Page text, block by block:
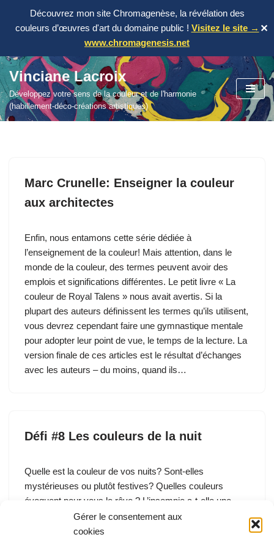
Gérer le consentement aux
cookies
Découvrez mon site Chromagenèse, la révélation des
couleurs d’œuvres d'art du domaine public ! Visitez le site →
www.chromagenesis.net
✕
Aller
au
contenu
Vinciane Lacroix
Développez votre sens de la couleur et de l'harmonie
(habillement-déco-créations artistiques)
Marc Crunelle: Enseigner la couleur
aux architectes
Enfin, nous entamons cette série dédiée à
l’enseignement de la couleur! Mais attention, dans le
monde de la couleur, des termes peuvent avoir des
emplois et significations différentes. Le petit livre « La
couleur de Royal Talens » nous avait avertis. Si la
plupart des auteurs définissent les termes qu’ils utilisent,
vous devrez cependant faire une gymnastique mentale
pour adopter leur point de vue, le temps de la lecture. La
version finale de ces articles est le résultat d’échanges
avec les auteurs – du moins, quand ils…
Défi #8 Les couleurs de la nuit
Quelle est la couleur de vos nuits? Sont-elles
mystérieuses ou plutôt festives? Quelles couleurs
évoquent pour vous le rêve ? L’insomnie a-t-elle une
couleur? L’obscurité vous est-elle douce ou effrayante
comme quand, enfant, vous aviez besoin d’une porte